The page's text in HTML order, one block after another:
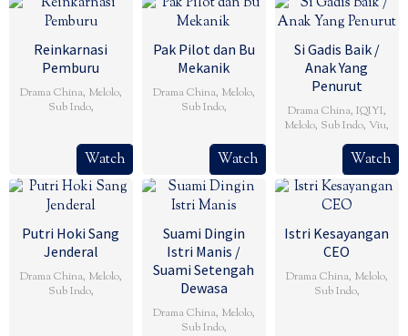
Reinkarnasi
Pemburu
Drama China, Melolo,
Sub Indo,
Watch
Pak Pilot dan Bu
Mekanik
Drama China, Melolo,
Sub Indo,
Watch
Si Gadis Baik /
Anak Yang
Penurut
Drama China, IQIYI,
Melolo, Sub Indo,Viu,
Watch
Putri Hoki Sang
Jenderal
Drama China, Melolo,
Sub Indo,
Suami Dingin
Istri Manis /
Suami Setengah
Dewasa
Drama China, Melolo,
Sub Indo,
Istri Kesayangan
CEO
Drama China, Melolo,
Sub Indo,